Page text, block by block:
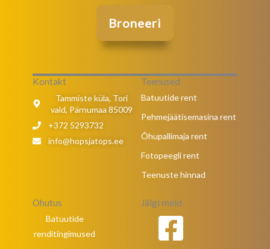
Broneeri
Kontakt
Tammiste küla, Tori
vald, Pärnumaa 85009
+372 5293732
info@hopsjatops.ee
Teenused
Batuutide rent
Pehmejäätisemasina rent
Õhupallimaja rent
Fotopeegli rent
Teenuste hinnad
Ohutus
Batuutide
renditingimused
Jälgi meid